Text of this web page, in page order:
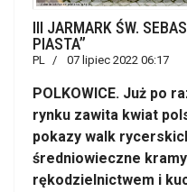
III JARMARK ŚW.
PIASTA”
PL 07 lipiec 2022 06:17
POLKOWICE. Już po
rynku zawita kwiat
pokazy walk
średniowieczne
rękodzielnictwem i